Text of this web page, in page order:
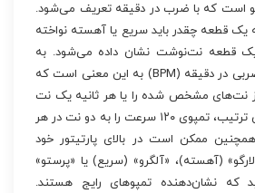
است که با ضرب در دقیقه تعریف می‌شود.
قطعه چقدر باید سریع یا آهسته نواخته
یک قطعه نت‌نوشت نشان داده می‌شود. به
عنوان مثال، تمپوی ۶۰ ضربی در دقیقه (BPM) به این معنی است که
دقیقه ۶۰ عدد از نت‌های مشخص شده را یا هر ثانیه یک نت
را اجرا می‌کنید. به همین ترتیب، تمپوی ۱۲۰ سرعت را به دو نت در هر
همچنین ممکن است در بالای پارتیتور خود
(آهسته)، «آلگرو» (سریع) یا «پرستو»
که نشان‌دهنده تمپوهای رایج هستند.